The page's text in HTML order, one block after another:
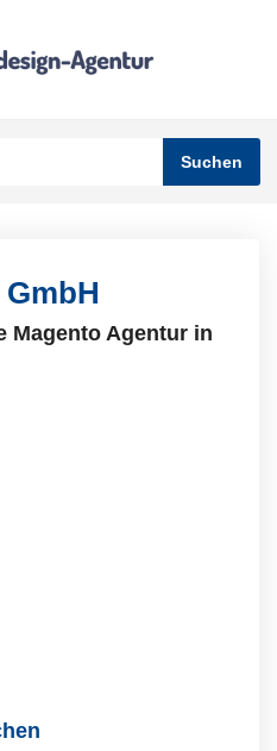
Magento Agentur in